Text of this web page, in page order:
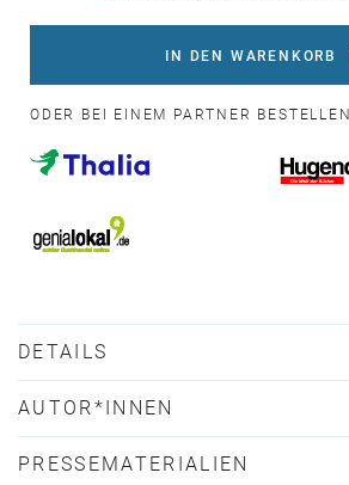
IN DEN WARENKORB
ODER BEI EINEM PARTNER BESTELLEN
DETAILS
AUTOR*INNEN
PRESSEMATERIALIEN